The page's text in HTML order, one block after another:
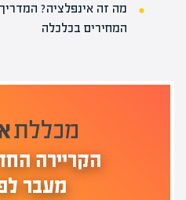
מה זה אינפלציה?
המחירים בכלכלה
הקריירה
מעבר